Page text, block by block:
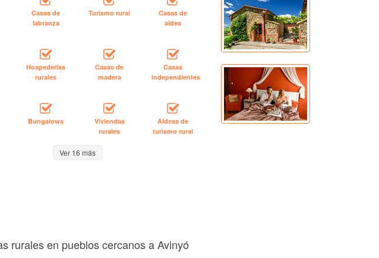
Casas de
labranza
Turismo rural
Casas de
aldea
Hospederías
rurales
Casas de
madera
Casas
independientes
Bungalows
Viviendas
rurales
Aldeas de
turismo rural
Ver 16 más
rurales en pueblos cercanos a Avinyó